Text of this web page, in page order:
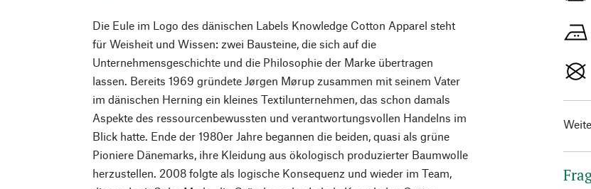
Die Eule im Logo des dänischen Labels Knowledge Cotton Apparel steht
für Weisheit und Wissen: zwei Bausteine, die sich auf die
Unternehmensgeschichte und die Philosophie der Marke übertragen
lassen. Bereits 1969 gründete Jørgen Mørup zusammen mit seinem Vater
im dänischen Herning ein kleines Textilunternehmen, das schon damals
Aspekte des ressourcenbewussten und verantwortungsvollen Handelns im
Blick hatte. Ende der 1980er Jahre begannen die beiden, quasi als grüne
Pioniere Dänemarks, ihre Kleidung aus ökologisch produzierter Baumwolle
herzustellen. 2008 folgte als logische Konsequenz und wieder im Team,